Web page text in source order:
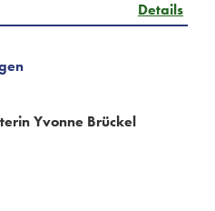
Details
Yvonne Brückel